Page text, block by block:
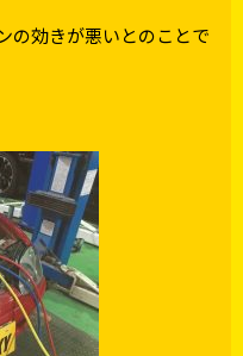
の効きが悪いとのことで